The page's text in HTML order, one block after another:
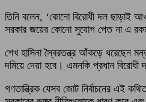
তিনি বলেন, ‘কোনো বিরোধী দল ছাড়াই
সরকার জয়ের কোনো সুযোগ পেত না এ
শেখ হাসিনা স্বৈরতন্ত্র আঁকড়ে ধরেছেন
দমিয়ে দেয়া হবে। এমনকি প্রধান
গণতান্ত্রিক যেসব জোট নির্বাচনের এই